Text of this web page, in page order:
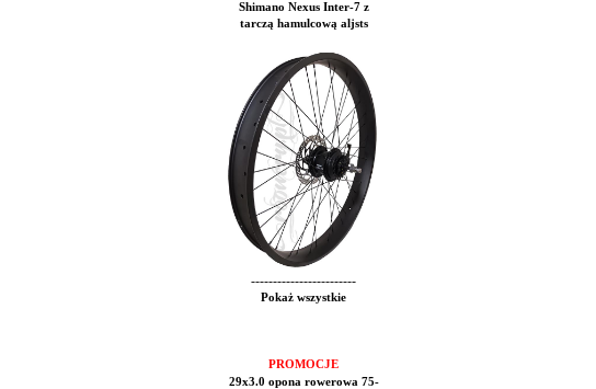
Shimano Nexus Inter-7 z
tarczą hamulcową aljsts
------------------------
Pokaż wszystkie
PROMOCJE
29x3.0 opona rowerowa 75-